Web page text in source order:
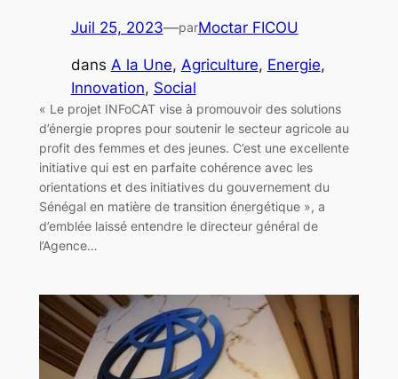
Juil 25, 2023—parMoctar FICOU
dans A la Une, Agriculture, Energie
Innovation, Social
« Le projet INFoCAT vise à promouvoir des solutions
d’énergie propres pour soutenir le secteur agricole au
profit des femmes et des jeunes. C’est une excellente
initiative qui est en parfaite cohérence avec les
orientations et des initiatives du gouvernement du
Sénégal en matière de transition énergétique », a
d’emblée laissé entendre le directeur général de
l’Agence…